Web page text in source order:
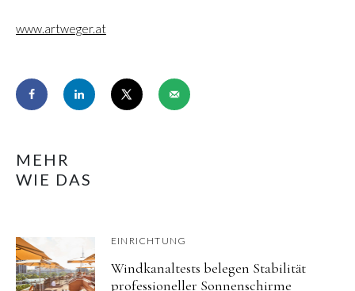
www.artweger.at
MEHR
WIE DAS
EINRICHTUNG
Windkanaltests belegen Stabilität
professioneller Sonnenschirme